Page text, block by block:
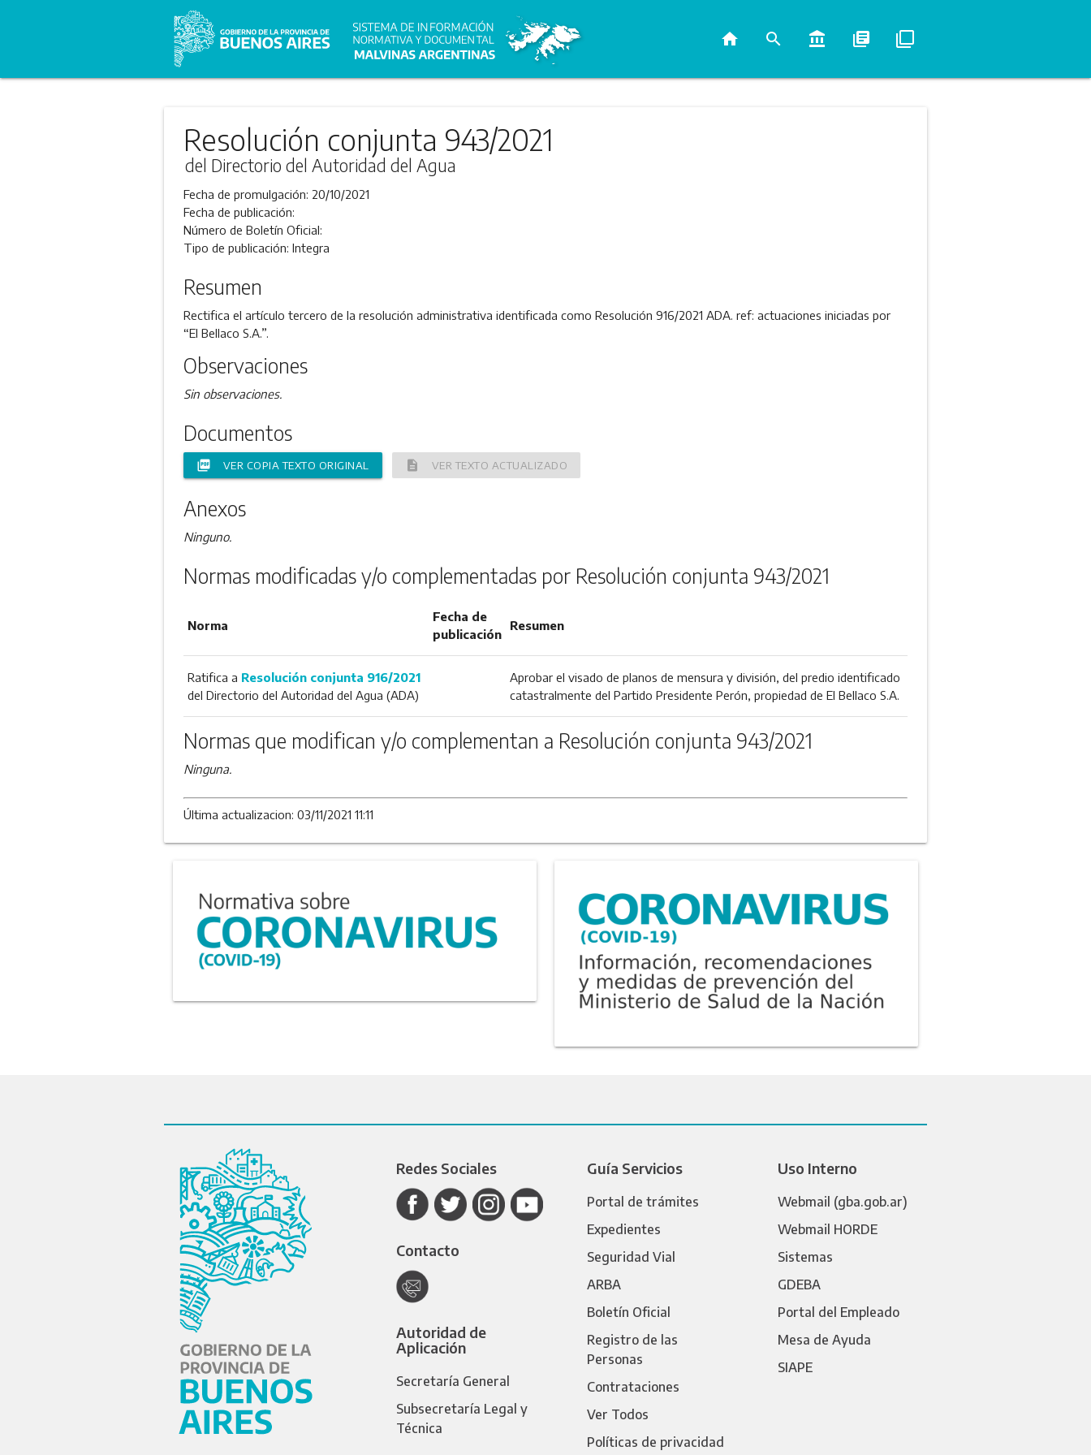
home search account_balance library_books filter_none
Resolución conjunta 943/2021
del Directorio del Autoridad del Agua
Fecha de promulgación: 20/10/2021
Fecha de publicación:
Número de Boletín Oficial:
Tipo de publicación: Integra
Resumen
Rectifica el artículo tercero de la resolución administrativa identificada como Resolución 916/2021 ADA. ref: actuaciones iniciadas por
“El Bellaco S.A.”.
Observaciones
Sin observaciones.
Documentos
picture_as_pdf VER COPIA TEXTO ORIGINAL description VER TEXTO ACTUALIZADO
Anexos
Ninguno.
Normas modificadas y/o complementadas por Resolución conjunta 943/2021
Norma
Fecha de
publicación
Resumen
Ratifica a Resolución conjunta 916/2021
del Directorio del Autoridad del Agua (ADA)
Aprobar el visado de planos de mensura y división, del predio identificado
catastralmente del Partido Presidente Perón, propiedad de El Bellaco S.A.
Normas que modifican y/o complementan a Resolución conjunta 943/2021
Ninguna.
Última actualizacion: 03/11/2021 11:11
Redes Sociales
Contacto
Autoridad de
Aplicación
Secretaría General
Subsecretaría Legal y
Técnica
Guía Servicios
Portal de trámites
Expedientes
Seguridad Vial
ARBA
Boletín Oficial
Registro de las
Personas
Contrataciones
Ver Todos
Políticas de privacidad
Uso Interno
Webmail (gba.gob.ar)
Webmail HORDE
Sistemas
GDEBA
Portal del Empleado
Mesa de Ayuda
SIAPE